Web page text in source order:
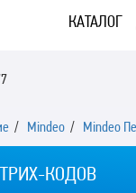
КАТАЛОГ
/ Mindeo / Mindeo
КОДОВ